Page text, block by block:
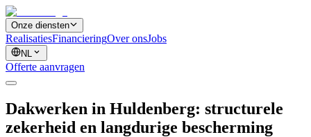
Onze diensten
RealisatiesFinancieringOver onsJobs
NL
Offerte aanvragen
Dakwerken in Huldenberg: structurele
zekerheid en langdurige bescherming